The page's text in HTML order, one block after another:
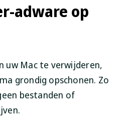
adware op
uw Mac te verwijderen,
grondig opschonen. Zo
bestanden of